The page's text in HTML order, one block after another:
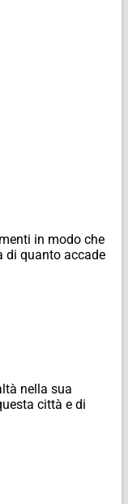
in modo che
di quanto accade
nella sua
città e di